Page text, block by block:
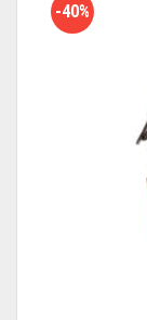
-40%